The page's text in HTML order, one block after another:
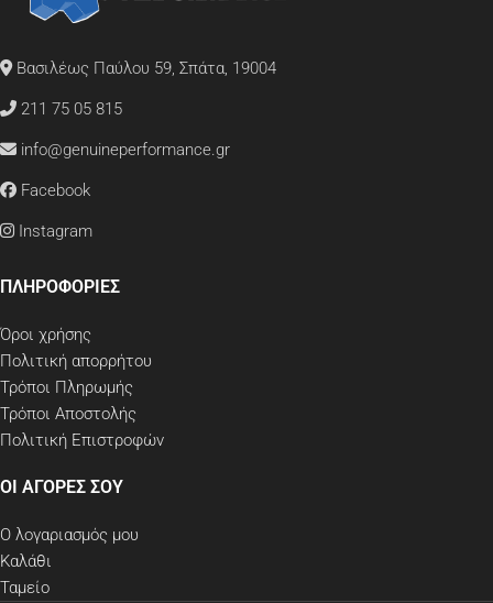
Βασιλέως Παύλου 59, Σπάτα, 19004
211 75 05 815
info@genuineperformance.gr
Facebook
Instagram
ΠΛΗΡΟΦΟΡΙΕΣ
Όροι χρήσης
Πολιτική απορρήτου
Τρόποι Πληρωμής
Τρόποι Αποστολής
Πολιτική Επιστροφών
ΟΙ ΑΓΟΡΕΣ ΣΟΥ
Ο λογαριασμός μου
Καλάθι
Ταμείο